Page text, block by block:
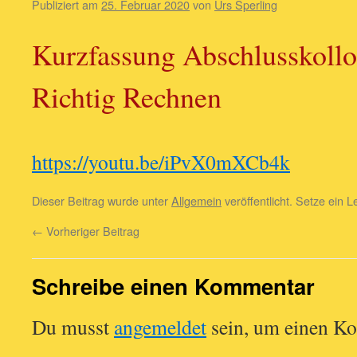
Publiziert am 25. Februar 2020von Urs Sperling
Kurzfassung
Richtig Rechnen
https://youtu.be/iPvX0mXCb4k
Dieser Beitrag wurde unterAllgemein veröffentlicht. Setze ein
← Vorheriger Beitrag
Schreibe einen Kommentar
Du musst angemeldet sein, um einen